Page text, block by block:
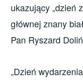
ukazujący „dzień
głównej znany
Pan Ryszard
„Dzień